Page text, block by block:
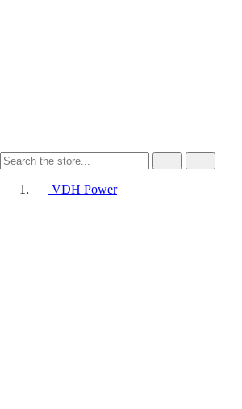
VDH Power